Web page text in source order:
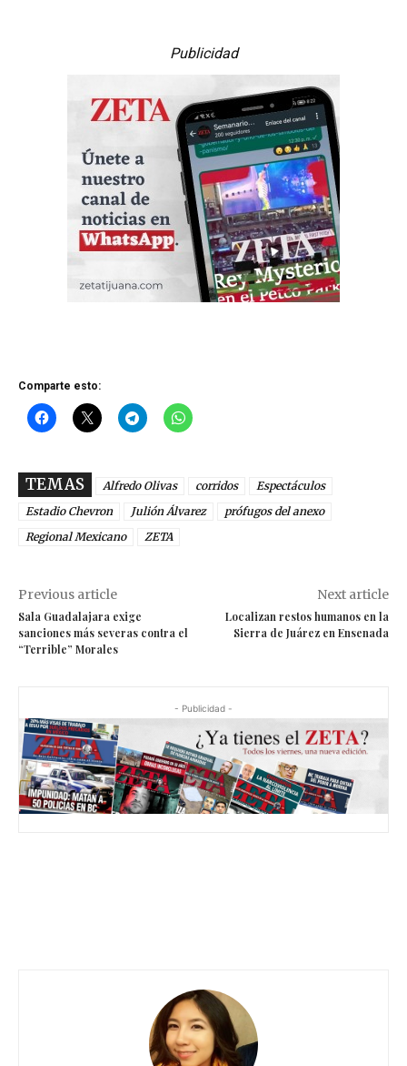
Publicidad
Comparte esto:
TEMAS Alfredo Olivas corridos
Espectáculos
Estadio Chevron
Julión Álvarez
prófugos del anexo
Regional Mexicano
ZETA
Previous article
Sala Guadalajara exige
sanciones más severas contra el
“Terrible” Morales
Next article
Localizan restos humanos en la
Sierra de Juárez en Ensenada
- Publicidad -